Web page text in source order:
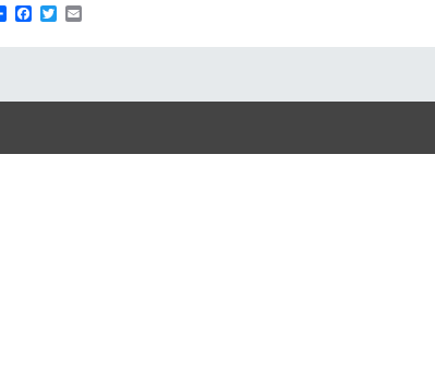
ShareFacebook
Twitter